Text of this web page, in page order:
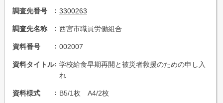
調査先番号 3300263
調査先名称 西宮市職員労働組合
資料番号 002007
資料タイトル
学校給食早期再開と被災者救援のための申し入
れ
資料様式 B5/1枚 A4/2枚